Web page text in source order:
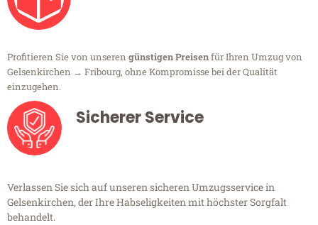
Profitieren Sie von unseren günstigen Preisenfür Ihren Umzug von
Gelsenkirchen → Fribourg, ohne Kompromisse bei der Qualität
einzugehen.
Sicherer Service
Verlassen Sie sich auf unseren sicheren Umzugsservice in
Gelsenkirchen, der Ihre Habseligkeiten mit höchster Sorgfalt
behandelt.